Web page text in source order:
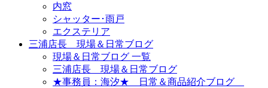
内窓
シャッター･雨戸
エクステリア
三浦店長 現場＆日常ブログ
現場＆日常ブログ 一覧
三浦店長 現場＆日常ブログ
★事務員：海汐★ 日常＆商品紹介ブログ